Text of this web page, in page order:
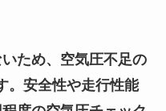
ため、空気圧不足の
。安全性や走行性能